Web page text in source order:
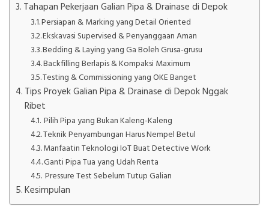
Tahapan Pekerjaan Galian Pipa & Drainase di Depok
Persiapan & Marking yang Detail Oriented
Ekskavasi Supervised & Penyanggaan Aman
Bedding & Laying yang Ga Boleh Grusa-grusu
Backfilling Berlapis & Kompaksi Maximum
Testing & Commissioning yang OKE Banget
Tips Proyek Galian Pipa & Drainase di Depok Nggak
Ribet
Pilih Pipa yang Bukan Kaleng-Kaleng
Teknik Penyambungan Harus Nempel Betul
Manfaatin Teknologi IoT Buat Detective Work
Ganti Pipa Tua yang Udah Renta
Pressure Test Sebelum Tutup Galian
Kesimpulan